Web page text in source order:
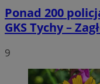
Ponad 200
GKS Tychy –
9